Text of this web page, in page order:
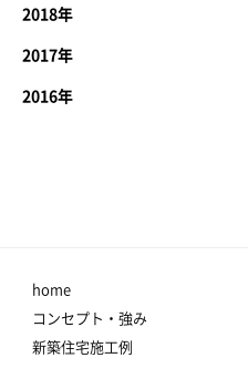
2018年
2017年
2016年
home
コンセプト・強み
新築住宅施工例